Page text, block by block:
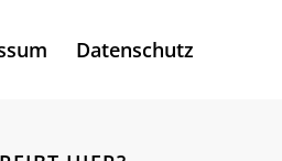
Datenschutz